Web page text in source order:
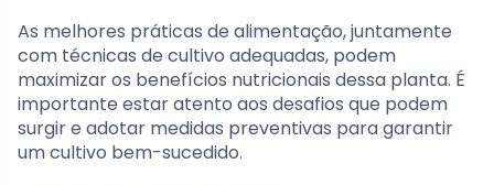
As melhores práticas de alimentação, juntamente
com técnicas de cultivo adequadas, podem
maximizar os benefícios nutricionais dessa planta. É
importante estar atento aos desafios que podem
surgir e adotar medidas preventivas para garantir
um cultivo bem-sucedido.